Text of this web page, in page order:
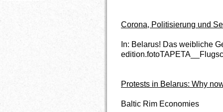
Corona, Politisierung und
In: Belarus! Das weibliche
Protests in Belarus: Why
Baltic Rim Economies